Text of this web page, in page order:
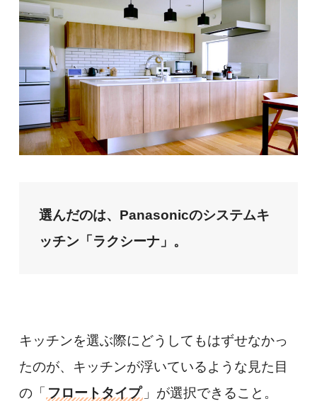
選んだのは、Panasonicのシステムキ
ッチン「ラクシーナ」。
キッチンを選ぶ際にどうしてもはずせなかっ
たのが、キッチンが浮いているような見た目
の「 フロートタイプ 」が選択できること。